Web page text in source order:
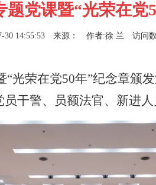
党课暨“光荣在党
30 14:55:53 来源： 作者:徐 兰 访问
光荣在党50年”纪念章颁
干警、员额法官、新进